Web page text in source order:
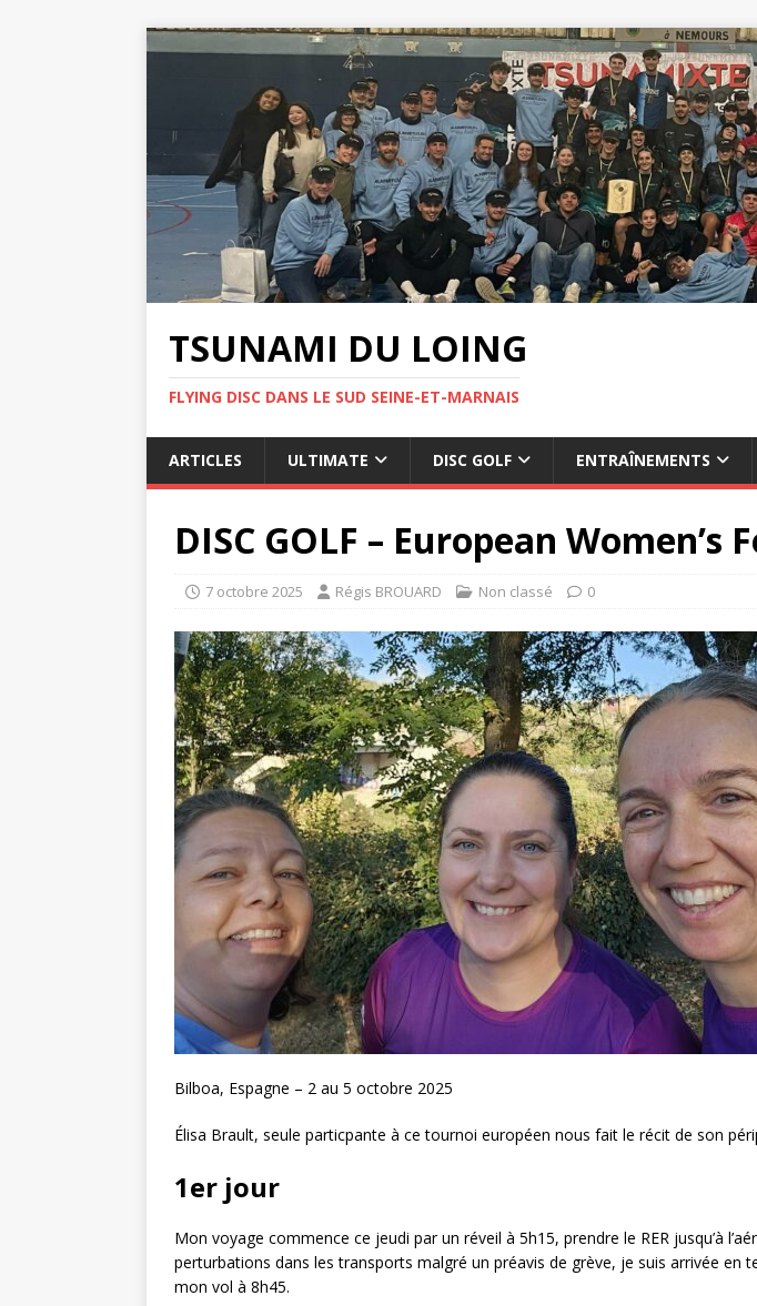
TSUNAMI DU LOING
FLYING DISC DANS LE SUD SEINE-ET-MARNAIS
ARTICLES ULTIMATE DISC GOLF ENTRAÎNEMENTS
DISC GOLF – European Women’s
7 octobre 2025 Régis BROUARD Non classé 0
Bilboa, Espagne – 2 au 5 octobre 2025
Élisa Brault, seule particpante à ce tournoi européen nous fait le récit de son
1er jour
Mon voyage commence ce jeudi par un réveil à 5h15, prendre le RER jusqu’à
perturbations dans les transports malgré un préavis de grève, je suis arrivée en
mon vol à 8h45.